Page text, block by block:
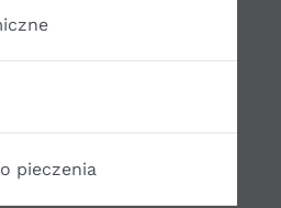
pieczenia